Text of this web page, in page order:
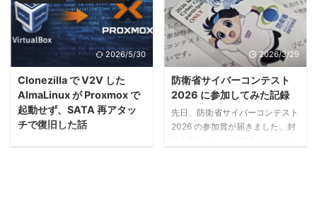
2026/5/30
Clonezilla で V2V した
AlmaLinux が Proxmox で
起動せず、SATA 再アタッ
チで復旧した話
2026/3/29
防衛省サイバーコンテスト
2026 に参加してみた記録
先日、防衛省サイバーコンテスト
2026 の参加賞が届きました。封